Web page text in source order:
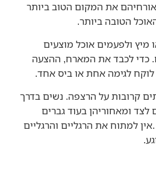
את המקום הטוב ביותר
הטובה ביותר.
מיץ ולפעמים אוכל מוצעים
כדי לכבד את המארח, ההצעה
לגימה אחת או ביס אחד.
קרובות על הרצפה. נשים בדרך
לצד ומאחוריהן בעוד גברים
למתוח את הרגליים והרגליים